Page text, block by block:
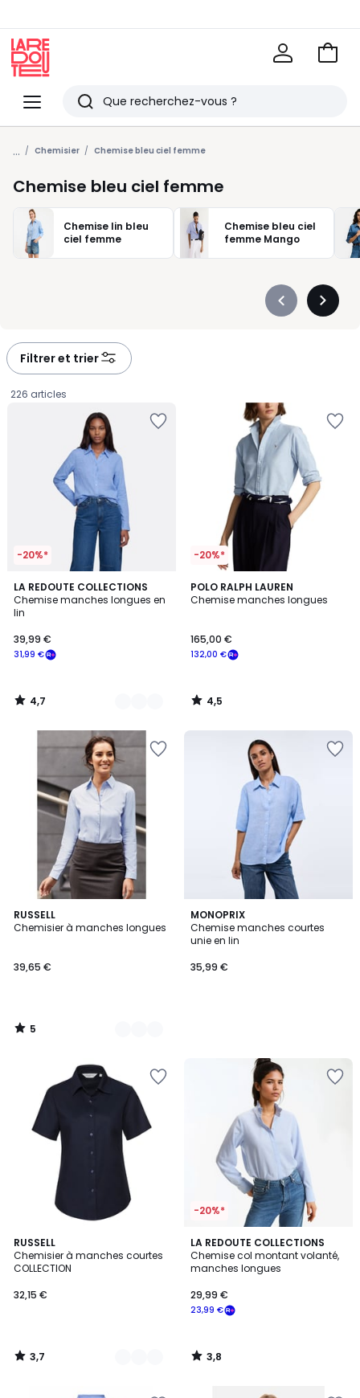
Menu
Redoute
Rechercher
Derniers
articles
vus
Voir
... Chemisier Chemise bleu ciel femme
Chemise bleu ciel femme
Chemise lin bleu
ciel femme
Chemise bleu ciel
femme Mango
Précédent
Filtrer et trier
226 articles
-20%*
LA REDOUTE COLLECTIONS
Chemise manches longues en
lin
€
souscrivez
notre
programme
place
31,99
31,99 €
39,99 €
4,7
/ 5
2
Couleurs
4,7
/
-20%*
POLO RALPH LAUREN
Chemise manches longues
132,00 €
165,00 €
4,5
/ 5
4,5
/
RUSSELL
Chemisier à manches longues
39,65 €
5
/
2
Couleurs
5
/
MONOPRIX
Chemise manches courtes
unie en lin
35,99 €
RUSSELL
Chemisier à manches courtes
COLLECTION
32,15 €
3,7
/ 5
5
Couleurs
3,7
/
-20%*
LA REDOUTE COLLECTIONS
Chemise col montant volanté,
manches longues
23,99 €
29,99 €
3,8
/ 5
3,8
/